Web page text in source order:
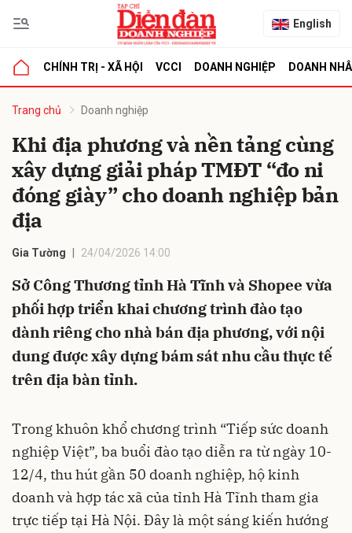
English
CHÍNH TRỊ - XÃ HỘI VCCI DOANH NGHIỆP DOANH
Trang chủ Doanh nghiệp
Khi địa phương và nền tảng cùng
xây dựng giải pháp TMĐT “đo ni
đóng giày” cho doanh nghiệp bản
địa
Gia Tường 24/04/2026 14:00
Sở Công Thương tỉnh Hà Tĩnh và Shopee vừa
phối hợp triển khai chương trình đào tạo
dành riêng cho nhà bán địa phương, với nội
dung được xây dựng bám sát nhu cầu thực tế
trên địa bàn tỉnh.
Trong khuôn khổ chương trình “Tiếp sức doanh
nghiệp Việt”, ba buổi đào tạo diễn ra từ ngày 10-
12/4, thu hút gần 50 doanh nghiệp, hộ kinh
doanh và hợp tác xã của tỉnh Hà Tĩnh tham gia
trực tiếp tại Hà Nội. Đây là một sáng kiến hướng
luận